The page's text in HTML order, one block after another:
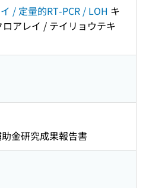
/ 定量的RT-PCR / LOH キ
アレイ / テイリョウテキ
金研究成果報告書